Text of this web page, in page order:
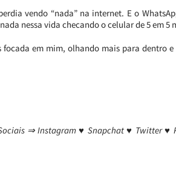
vendo “nada” na internet. E o
nessa vida checando o celular de 5 em 5
em mim, olhando mais para dentro e
Sociais ⇒ Instagram ♥ Snapchat ♥ Twitter ♥